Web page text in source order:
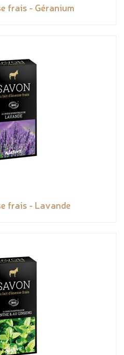
frais - Géranium
frais - Lavande